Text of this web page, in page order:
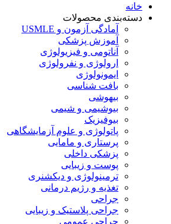
خانه
دسته‌بندی محصولات
آمادگی آزمون و USMLE
آموزش پزشکی
آناتومی و فیزیولوژی
ارولوژی و نفرولوژی
ایمونولوژی
بافت شناسی
بیهوشی
بیوشیمی و شیمی
بیوفیزیک
پاتولوژی و علوم آزمایشگاهی
پرستاری و مامایی
پزشکی داخلی
پوست و زیبایی
ترمینولوژی و دیکشنری
تغذیه و رژیم درمانی
جراحی
جراحی پلاستیک و زیبایی
جراحی عمومی